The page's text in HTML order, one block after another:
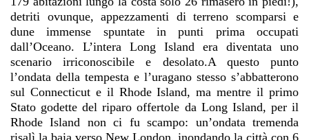
detriti ovunque, appezzamenti di terreno scomparsi e
dune immense spuntate in punti prima occupati
dall’Oceano. L’intera Long Island era diventata uno
scenario irriconoscibile e desolato.A questo punto
l’ondata della tempesta e l’uragano stesso s’abbatterono
sul Connecticut e il Rhode Island, ma mentre il primo
Stato godette del riparo offertole da Long Island, per il
Rhode Island non ci fu scampo: un’ondata tremenda
risalì la baia verso New London, inondando la città con 6